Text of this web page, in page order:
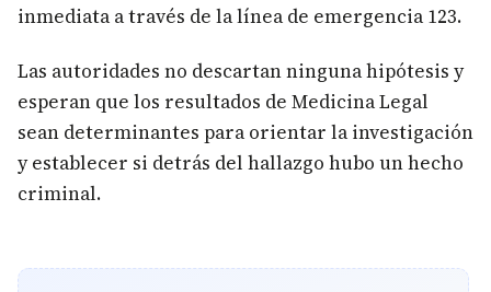
inmediata a través de la línea de emergencia 123.
Las autoridades no descartan ninguna hipótesis y
esperan que los resultados de Medicina Legal
sean determinantes para orientar la investigación
y establecer si detrás del hallazgo hubo un hecho
criminal.